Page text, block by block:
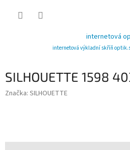
internetová
internetová výkladní skříň
SILHOUETTE 1598
Značka: SILHOUETTE